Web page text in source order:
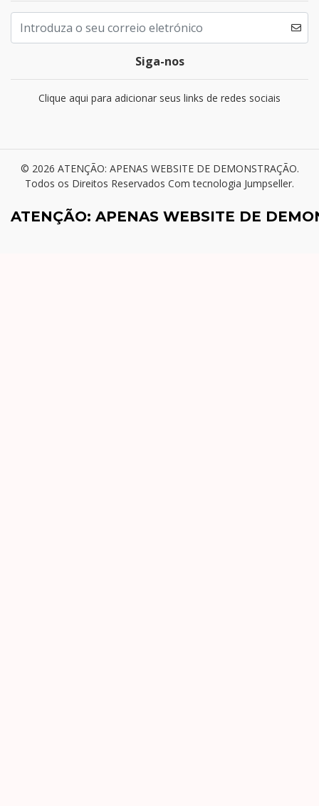
Siga-nos
Clique aqui para adicionar seus links de redes sociais
© 2026 ATENÇÃO: APENAS WEBSITE DE DEMONSTRAÇÃO.
Todos os Direitos Reservados Com tecnologia Jumpseller.
ATENÇÃO: APENAS WEBSITE DE